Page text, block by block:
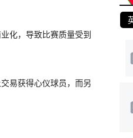
化，导致比赛质量受到
易获得心仪球员，而另